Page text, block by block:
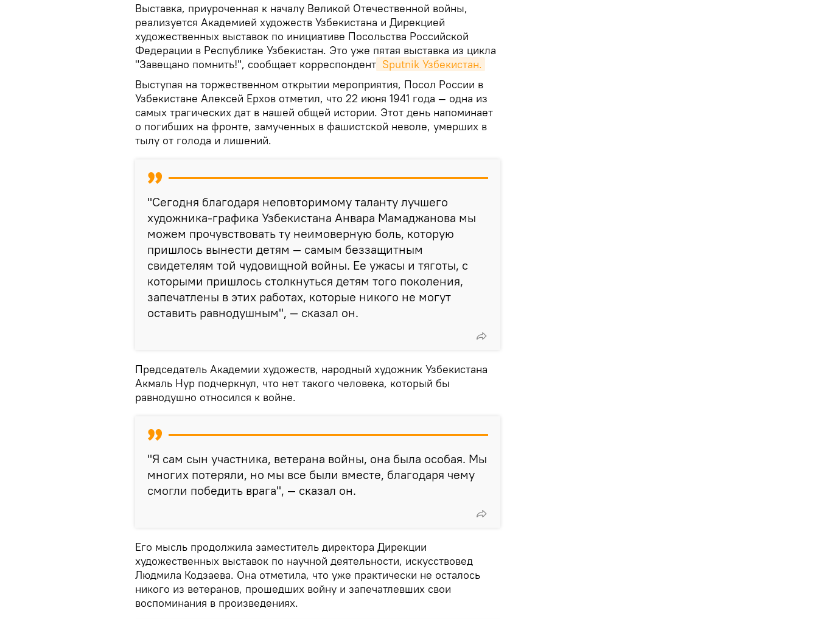
Выставка, приуроченная к началу Великой Отечественной войны,
реализуется Академией художеств Узбекистана и Дирекцией
художественных выставок по инициативе Посольства Российской
Федерации в Республике Узбекистан. Это уже пятая выставка из цикла
"Завещано помнить!", сообщает корреспондент Sputnik Узбекистан.
Выступая на торжественном открытии мероприятия, Посол России в
Узбекистане Алексей Ерхов отметил, что 22 июня 1941 года — одна из
самых трагических дат в нашей общей истории. Этот день напоминает
о погибших на фронте, замученных в фашистской неволе, умерших в
тылу от голода и лишений.
"Сегодня благодаря неповторимому таланту лучшего
художника-графика Узбекистана Анвара Мамаджанова мы
можем прочувствовать ту неимоверную боль, которую
пришлось вынести детям — самым беззащитным
свидетелям той чудовищной войны. Ее ужасы и тяготы, с
которыми пришлось столкнуться детям того поколения,
запечатлены в этих работах, которые никого не могут
оставить равнодушным", — сказал он.
Председатель Академии художеств, народный художник Узбекистана
Акмаль Нур подчеркнул, что нет такого человека, который бы
равнодушно относился к войне.
"Я сам сын участника, ветерана войны, она была особая. Мы
многих потеряли, но мы все были вместе, благодаря чему
смогли победить врага", — сказал он.
Его мысль продолжила заместитель директора Дирекции
художественных выставок по научной деятельности, искусствовед
Людмила Кодзаева. Она отметила, что уже практически не осталось
никого из ветеранов, прошедших войну и запечатлевших свои
воспоминания в произведениях.